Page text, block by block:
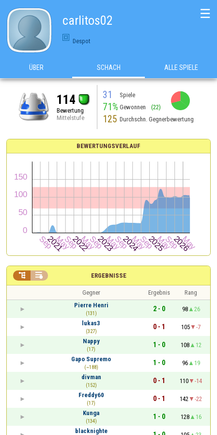
carlitos02
Despot
☰
ÜBER SCHACH ALLE SPIELE
114
Bewertung
Mittelstufe
31 Spiele
71% Gewonnen (22)
125 Durchschn. Gegnerbewertung
BEWERTUNGSVERLAUF
ERGEBNISSE
 
Gegner Ergebnis
Rang
Pierre Henri
(131)
2 - 0 98
26
lukas3
(327)
0 - 1 105
-7
Nappy
(17)
1 - 0 108
12
Gapo Supremo
(~188)
1 - 0 96
19
divman
(152)
0 - 1 110
-14
Freddy60
(17)
0 - 1 142
-22
Kunga
(134)
1 - 0 128
16
blacknighte